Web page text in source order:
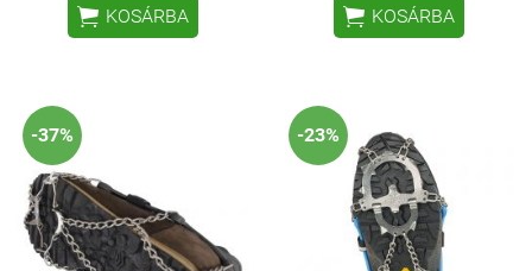
 KOSÁRBA  KOSÁRBA
-37% -23%